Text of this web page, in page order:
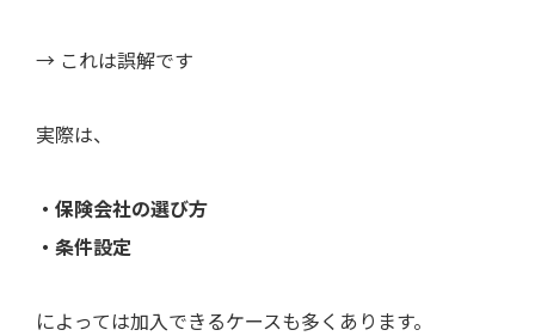
→ これは誤解です
実際は、
・保険会社の選び方
・条件設定
によっては加入できるケースも多くあります。